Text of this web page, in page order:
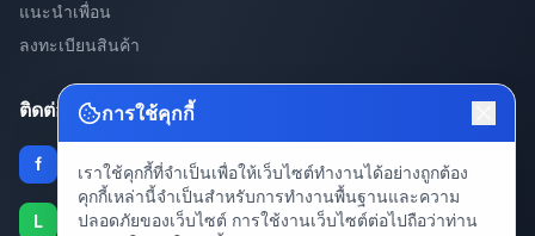
แนะนำเพื่อน
ลงทะเบียนสินค้า
ติดต่อ
f
รับซื้อ และจำหน่ายอุปกรณ์คอมพิวเตอร์มือสอง
L @lnwcpu
การใช้คุกกี้
เราใช้คุกกี้ที่จำเป็นเพื่อให้เว็บไซต์ทำงานได้อย่างถูกต้อง
คุกกี้เหล่านี้จำเป็นสำหรับการทำงานพื้นฐานและความ
ปลอดภัยของเว็บไซต์ การใช้งานเว็บไซต์ต่อไปถือว่าท่าน